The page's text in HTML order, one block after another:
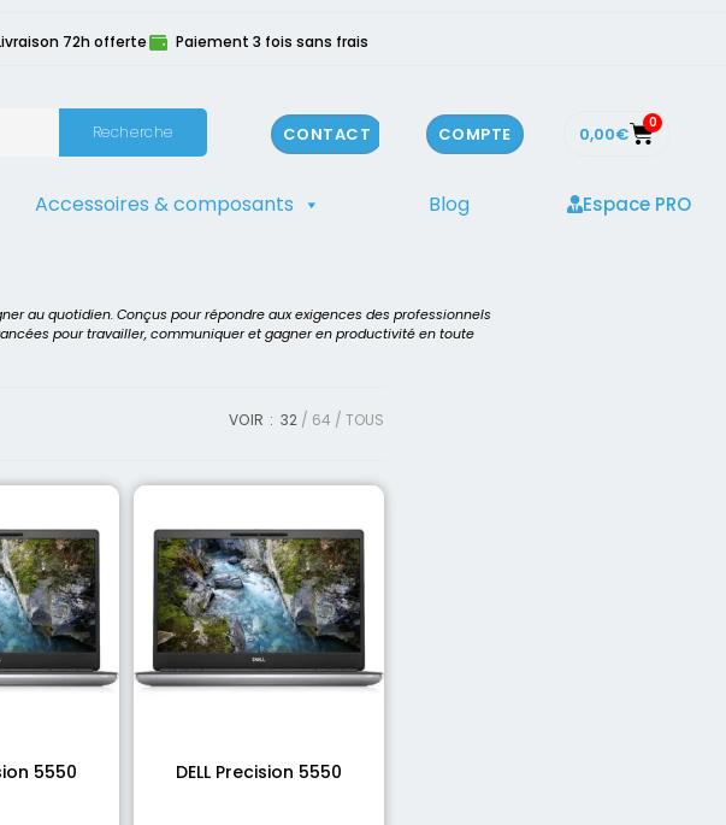
72h offerte Paiement 3 fois sans frais
Recherche CONTACT COMPTE 0,00€ 0
Accessoires & composants Blog
Espace PRO
au quotidien. Conçus pour répondre aux exigences des professionnels
pour travailler, communiquer et gagner en productivité en toute
VOIR : 32 64 TOUS
5550 DELL Precision 5550